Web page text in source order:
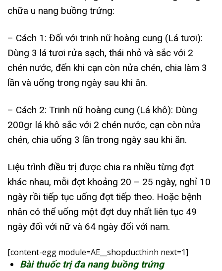
chữa u nang buồng trứng:
– Cách 1: Đối với trinh nữ hoàng cung (Lá tươi):
Dùng 3 lá tươi rửa sạch, thái nhỏ và sắc với 2
chén nước, đến khi cạn còn nửa chén, chia làm 3
lần và uống trong ngày sau khi ăn.
– Cách 2: Trinh nữ hoàng cung (Lá khô): Dùng
200gr lá khô sắc với 2 chén nước, cạn còn nửa
chén, chia uống 3 lần trong ngày sau khi ăn.
Liệu trình điều trị được chia ra nhiều từng đợt
khác nhau, mỗi đợt khoảng 20 – 25 ngày, nghỉ 10
ngày rồi tiếp tục uống đợt tiếp theo. Hoặc bệnh
nhân có thể uống một đợt duy nhất liên tục 49
ngày đối với nữ và 64 ngày đối với nam.
[content-egg module=AE__shopducthinh next=1]
Bài thuốc trị đa nang buồng trứng